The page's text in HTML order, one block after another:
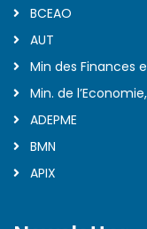
BCEAO
AUT
Min des Finances
Min. de
ADEPME
BMN
APIX